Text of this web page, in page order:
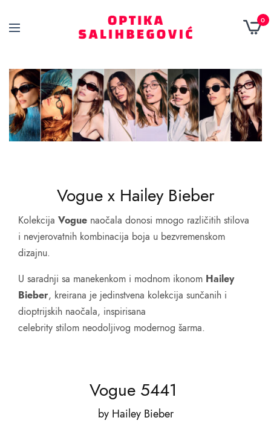
0
Vogue x Hailey Bieber
KolekcijaVogue naočala donosi mnogo različitih stilova
i nevjerovatnih kombinacija boja u bezvremenskom
dizajnu.
U saradnji sa manekenkom i modnom ikonom Hailey
Bieber, kreirana je jedinstvena kolekcija sunčanih i
dioptrijskih naočala, inspirisana
celebrity stilom neodoljivog modernog šarma.
Vogue 5441
by Hailey Bieber